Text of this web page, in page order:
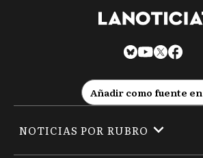
Añadir como fuente en
NOTICIAS POR RUBRO